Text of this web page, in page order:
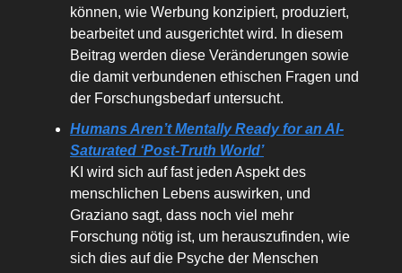
können, wie Werbung konzipiert, produziert,
bearbeitet und ausgerichtet wird. In diesem
Beitrag werden diese Veränderungen sowie
die damit verbundenen ethischen Fragen und
der Forschungsbedarf untersucht.
Humans Aren’t Mentally Ready for an AI-
Saturated ‘Post-Truth World’
KI wird sich auf fast jeden Aspekt des
menschlichen Lebens auswirken, und
Graziano sagt, dass noch viel mehr
Forschung nötig ist, um herauszufinden, wie
sich dies auf die Psyche der Menschen